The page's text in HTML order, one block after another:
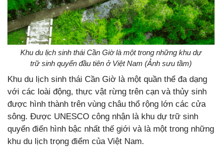
Khu du lịch sinh thái Cần Giờ là một trong những khu dự
trữ sinh quyển đầu tiên ở Việt Nam (Ảnh sưu tầm)
Khu du lịch sinh thái Cần Giờ là một quần thể đa dạng
với các loài động, thực vật rừng trên cạn và thủy sinh
được hình thành trên vùng châu thổ rộng lớn các cửa
sông. Được UNESCO công nhận là khu dự trữ sinh
quyển điển hình bậc nhất thế giới và là một trong những
khu du lịch trọng điểm của Việt Nam.